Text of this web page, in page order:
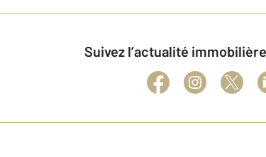
Suivez l’actualité